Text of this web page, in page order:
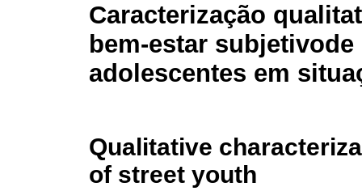
Caracterização
bem-estar subjetivode
adolescentes em
Qualitative
of street youth